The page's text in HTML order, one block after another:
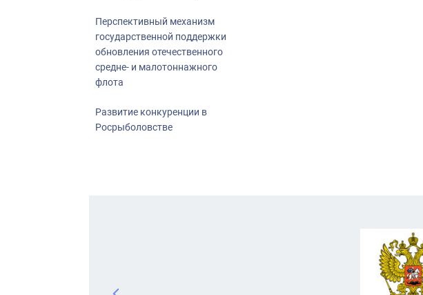
Перспективный механизм
государственной поддержки
обновления отечественного
средне- и малотоннажного
флота
Развитие конкуренции в
Росрыболовстве